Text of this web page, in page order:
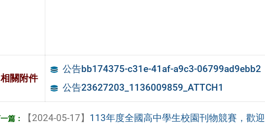
相關附件
公告bb174375-c31e-41af-a9c3-06799ad9ebb2
公告23627203_1136009859_ATTCH1
【2024-05-17】 113年度全國高中學生校園刊物競賽，歡